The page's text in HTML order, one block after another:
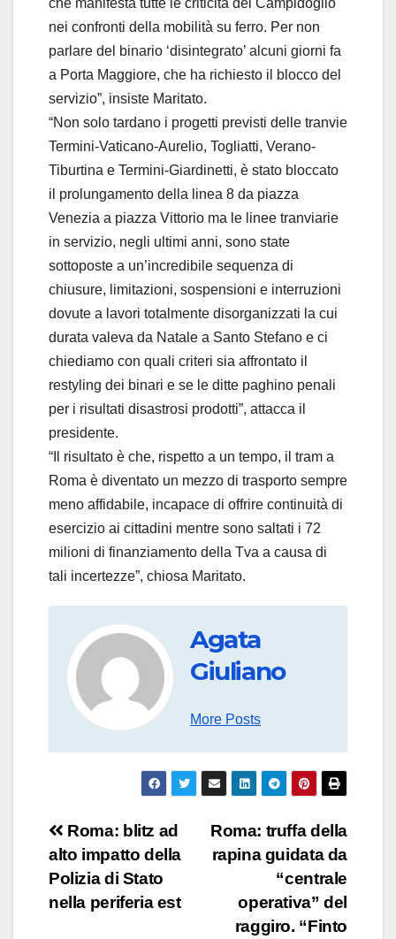
che manifesta tutte le criticità del Campidoglio
nei confronti della mobilità su ferro. Per non
parlare del binario ‘disintegrato’ alcuni giorni fa
a Porta Maggiore, che ha richiesto il blocco del
servizio”, insiste Maritato.
​“Non solo tardano i progetti previsti delle tranvie
Termini-Vaticano-Aurelio, Togliatti, Verano-
Tiburtina e Termini-Giardinetti, è stato bloccato
il prolungamento della linea 8 da piazza
Venezia a piazza Vittorio ma le linee tranviarie
in servizio, negli ultimi anni, sono state
sottoposte a un’incredibile sequenza di
chiusure, limitazioni, sospensioni e interruzioni
dovute a lavori totalmente disorganizzati la cui
durata valeva da Natale a Santo Stefano e ci
chiediamo con quali criteri sia affrontato il
restyling dei binari e se le ditte paghino penali
per i risultati disastrosi prodotti”, attacca il
presidente.
“Il risultato è che, rispetto a un tempo, il tram a
Roma è diventato un mezzo di trasporto sempre
meno affidabile, incapace di offrire continuità di
esercizio ai cittadini mentre sono saltati i 72
milioni di finanziamento della Tva a causa di
tali incertezze”, chiosa Maritato.
Agata
Giuliano
More Posts
Navigazione
articoli
Roma: truffa della
rapina guidata da
“centrale
operativa” del
raggiro. “Finto
Roma: blitz ad
alto impatto della
Polizia di Stato
nella periferia est